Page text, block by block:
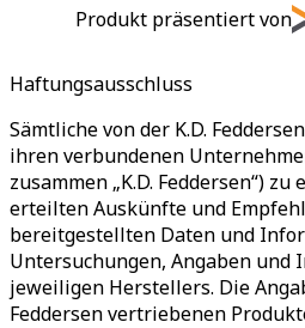
Produkt präsentiert von
Haftungsausschluss
Sämtliche von der K.D.
ihren verbundenen
zusammen „K.D. Feddersen“)
erteilten Auskünfte und
bereitgestellten Daten und
Untersuchungen, Angaben und
jeweiligen Herstellers. Die
Feddersen vertriebenen